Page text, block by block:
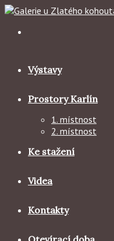
Skip
content
Výstavy
Prostory Karlín
1. místnost
2. místnost
Ke stažení
Videa
Kontakty